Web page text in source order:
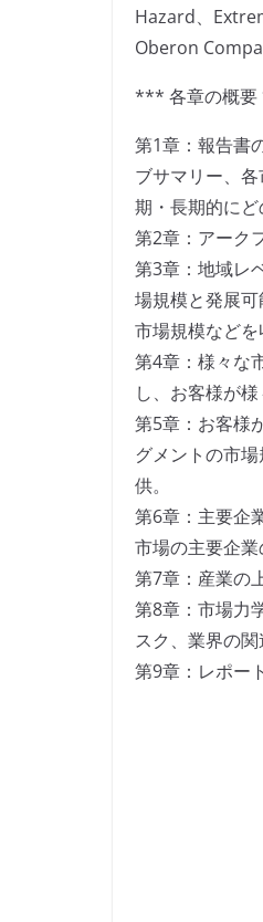
Hazard、
Oberon
*** 各章の概
第1章：報告書
ブサマリー、
期・長期的に
第2章：アーク
第3章：地域レ
場規模と発展
市場規模などを
第4章：様々な
し、お客様が
第5章：お客様
グメントの市
供。
第6章：主要企
市場の主要企業
第7章：産業の
第8章：市場力
スク、業界の関
第9章：レポー